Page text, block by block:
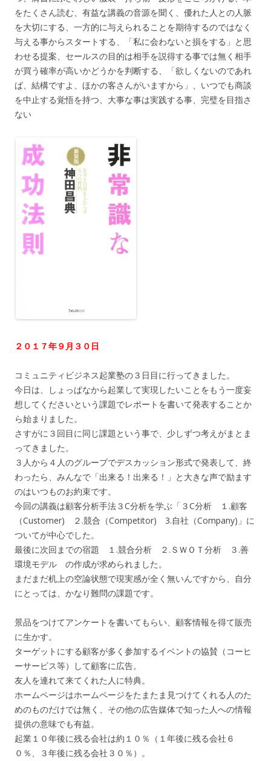
をたくさん読む、有益な講義の音源を聞く、優れた人との人脈
を大切にする、一方的に与えられることを期待するのではなく
与える事からスタートする、「私に会わないと損をする」と思
わせる提案、セールスの目的は相手を説得する事では無く相手
が買う確率が高いかどうかを判断する、「欲しくないのであれ
ば、結構ですよ、ほかの客さんがいますから」、いつでも商談
を中止する覚悟を持つ、大事な事は実践する事、完璧を目指さ
ない
２０１７年９月３０日
コミュニティビジネス起業塾の３日目に行ってきました。
今日は、しょっぱなから起業して実現したいことをもう一度妄
想してくださいという課題でレポートを書いて発表することか
ら始まりました。
さすがに３回目に同じ課題という事で、少しずつ考えがまとま
ってきました。
３人から４人のグループでデスカッション形式で発表して、終
わったら、みんなで「出来る！出来る！」と大きな声で励ます
のはいつものお約束です。
今回の講義は顧客分析手法３C分析を学ぶ「３C分析 １.顧客
（Customer) ２.競合（Competitor) 3.自社（Company)」に
ついてが中心でした。
最後に次回までの宿題 １.競合分析 ２.ＳＷＯＴ分析 ３.善
環境モデル の作成が求められました。
まだまだ机上の空論状態で現実感が全く無いんですから、自分
にとっては、かなり難問の課題です。
景品をつけてアンケートを書いてもらい、顧客情報を得て販売
に生かす。
ターゲットにする顧客が多く参加するイベントの協賛（コーヒ
ーサービス等）して顧客に広告。
友人を連れて来てくれた人に特典。
ホームページはホームページをたまたま見つけてくれる人のた
めのものだけでは無く、その他の広告媒体で知った人への情報
提供の意味でも有益。
起業１０年後に残る会社は約１０％（１年後に残る会社６
０％、３年後に残る会社３０％）。